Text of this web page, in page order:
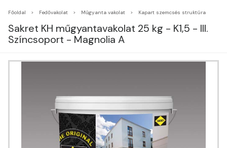
Főoldal Fedővakolat Műgyanta vakolat Kapart szemcsés struktúra
Sakret KH műgyantavakolat 25 kg - K1,5 - III.
Színcsoport - Magnolia A